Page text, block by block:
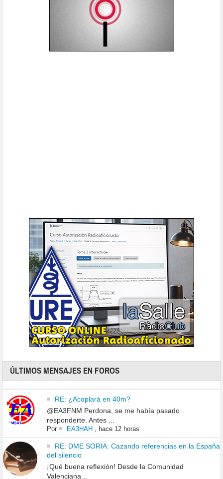
ÚLTIMOS MENSAJES EN FOROS
RE: ¿Acoplará en 40m?
@EA3FNM Perdona, se me había pasado
responderte. Antes ...
Por EA3HAH, hace 12 horas
RE: DME SORIA: Cazando referencias en la España
del silencio
¡Qué buena reflexión! Desde la Comunidad
Valenciana...